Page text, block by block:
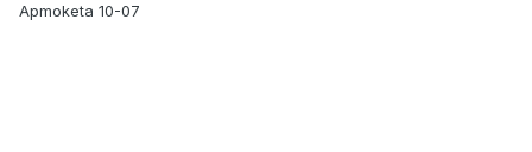
Apmoketa 10-07